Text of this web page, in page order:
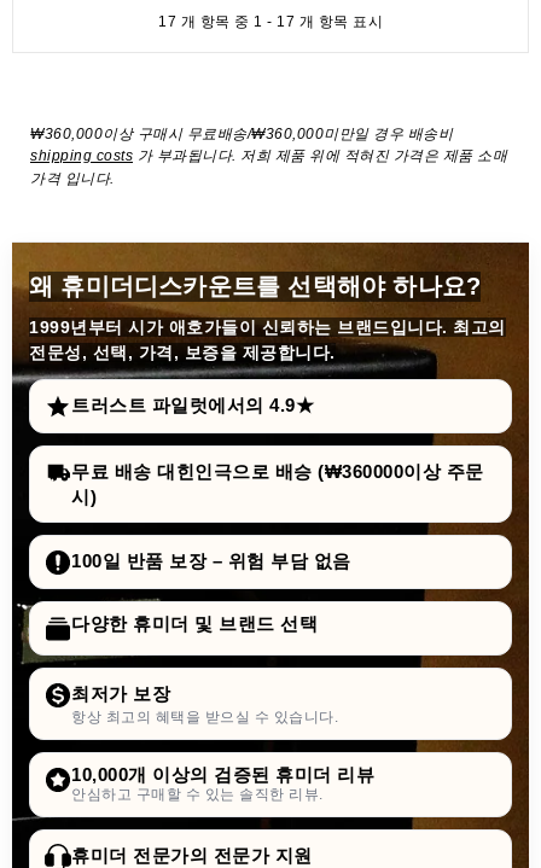
17 개 항목 중 1 - 17 개 항목 표시
₩360,000이상 구매시 무료배송/₩360,000미만일 경우 배송비
shipping costs 가 부과됩니다. 저희 제품 위에 적혀진 가격은 제품 소매
가격 입니다.
왜 휴미더디스카운트를 선택해야 하나요?
1999년부터 시가 애호가들이 신뢰하는 브랜드입니다. 최고의
전문성, 선택, 가격, 보증을 제공합니다.
트러스트 파일럿에서의 4.9★
무료 배송 대힌인극으로 배승 (₩360000이상 주문
시)
100일 반품 보장 – 위험 부담 없음
다양한 휴미더 및 브랜드 선택
최저가 보장
항상 최고의 혜택을 받으실 수 있습니다.
10,000개 이상의 검증된 휴미더 리뷰
안심하고 구매할 수 있는 솔직한 리뷰.
휴미더 전문가의 전문가 지원